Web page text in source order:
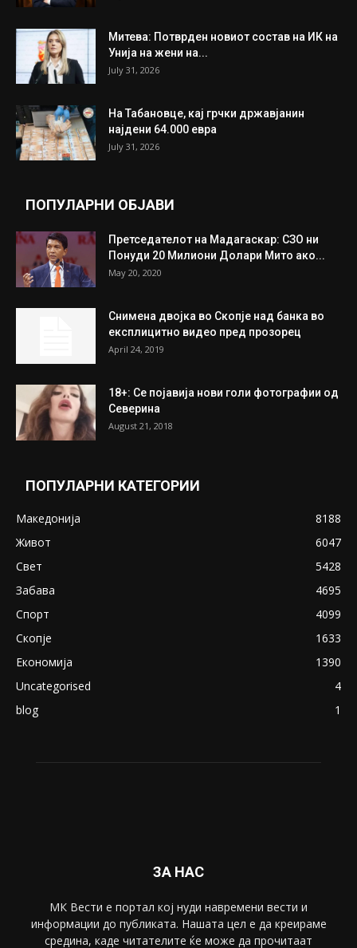
Митева: Потврден новиот состав на ИК на
Унија на жени на...
July 31, 2026
На Табановце, кај грчки државјанин
најдени 64.000 евра
July 31, 2026
ПОПУЛАРНИ ОБЈАВИ
Претседателот на Мадагаскар: СЗО ни
Понуди 20 Милиони Долари Мито ако...
May 20, 2020
Снимена двојка во Скопје над банка во
експлицитно видео пред прозорец
April 24, 2019
18+: Се појавија нови голи фотографии од
Северина
August 21, 2018
ПОПУЛАРНИ КАТЕГОРИИ
Македонија
8188
Живот
6047
Свет
5428
Забава
4695
Спорт
4099
Скопје
1633
Економија
1390
Uncategorised
4
blog
1
ЗА НАС
МК Вести е портал коj нуди навремени вести и
информации до публиката. Нашата цел е да креираме
средина, каде читателите ќе може да прочитаат